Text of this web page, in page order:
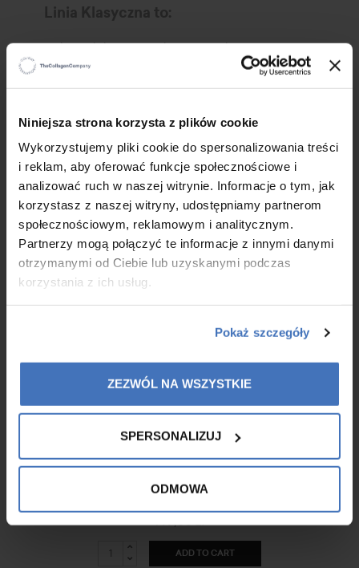
Niniejsza strona korzysta z plików cookie
Wykorzystujemy pliki cookie do spersonalizowania treści
i reklam, aby oferować funkcje społecznościowe i
analizować ruch w naszej witrynie. Informacje o tym, jak
korzystasz z naszej witryny, udostępniamy partnerom
społecznościowym, reklamowym i analitycznym.
Partnerzy mogą połączyć te informacje z innymi danymi
otrzymanymi od Ciebie lub uzyskanymi podczas
korzystania z ich usług.
Pokaż szczegóły
ZEZWÓL NA WSZYSTKIE
SPERSONALIZUJ
ODMOWA
Linia Klasyczna to:
kompleksowa, codzienna pielęgnacja twarzy,
ciała i włosów - prosta i skuteczna
skóry
nawet dla skóry wrażliwej i dzieci od 3. roku
życia
Collagen wash gel
149,00 zł
ADD TO CART